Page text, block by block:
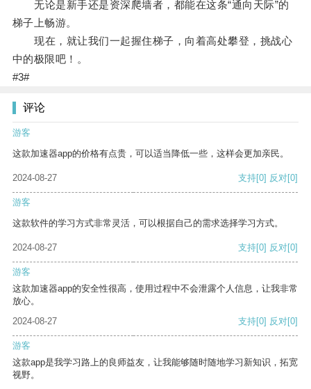
无论是新手还是资深爬墙者，都能在这条“通向天际”的
梯子上畅游。
现在，就让我们一起握住梯子，向着高处攀登，挑战心
中的极限吧！。
#3#
评论
游客
这款加速器app的价格有点贵，可以适当降低一些，这样会更加亲民。
2024-08-27 支持[0] 反对[0]
游客
这款软件的学习方式非常灵活，可以根据自己的需求选择学习方式。
2024-08-27 支持[0] 反对[0]
游客
这款加速器app的安全性很高，使用过程中不会泄露个人信息，让我非常
放心。
2024-08-27
支持[0] 反对[0]
游客
这款app是我学习路上的良师益友，让我能够随时随地学习新知识，拓宽
视野。